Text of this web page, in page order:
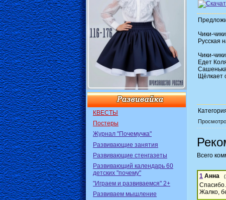
КВЕСТЫ
Постеры
Журнал "Почемучка"
Развивающие занятия
Развивающие стенгазеты
Развивающий календарь 60
детских "почему"
"Играем и развиваемся" 2+
Развиваем мышление
Чики-
Русская
Чики-
Едет
Щёлкает
Всего
1 Анна
Спасибо.
Жалко,